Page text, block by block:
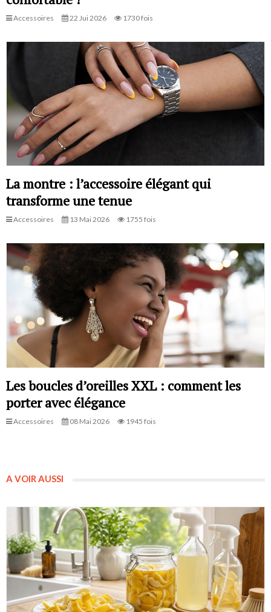
Accessoires 22 Jui 2026 1730 fois
La montre : l’accessoire élégant qui
transforme une tenue
Accessoires 13 Mai 2026 1755 fois
Les boucles d’oreilles XXL : comment les
porter avec élégance
Accessoires 08 Mai 2026 1945 fois
A VOIR AUSSI